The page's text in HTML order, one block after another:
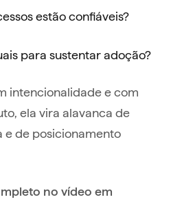
estão confiáveis?
para sustentar adoção?
intencionalidade e com
ela vira alavanca de
e de posicionamento
no vídeo em